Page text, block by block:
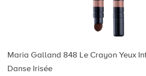
Maria Galland 848 Le Crayon Yeux
Danse Irisée